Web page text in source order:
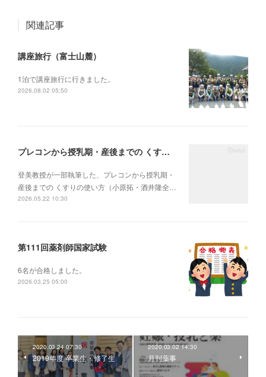
関連記事
講座旅行（富士山麓）
1泊で講座旅行に行きました。
2026.08.02 05:50
プレコンから授乳期・産後までの くすりの使い方
登美教授が一部執筆した、プレコンから授乳期・
産後までの くすりの使い方（小原拓・酒井隆全…
2026.05.22 10:30
第111回薬剤師国家試験
6名が合格しました。
2026.03.25 05:00
2020.03.24 07:30
2019年度 卒業生・修了生
2020.03.02 14:30
月刊薬事